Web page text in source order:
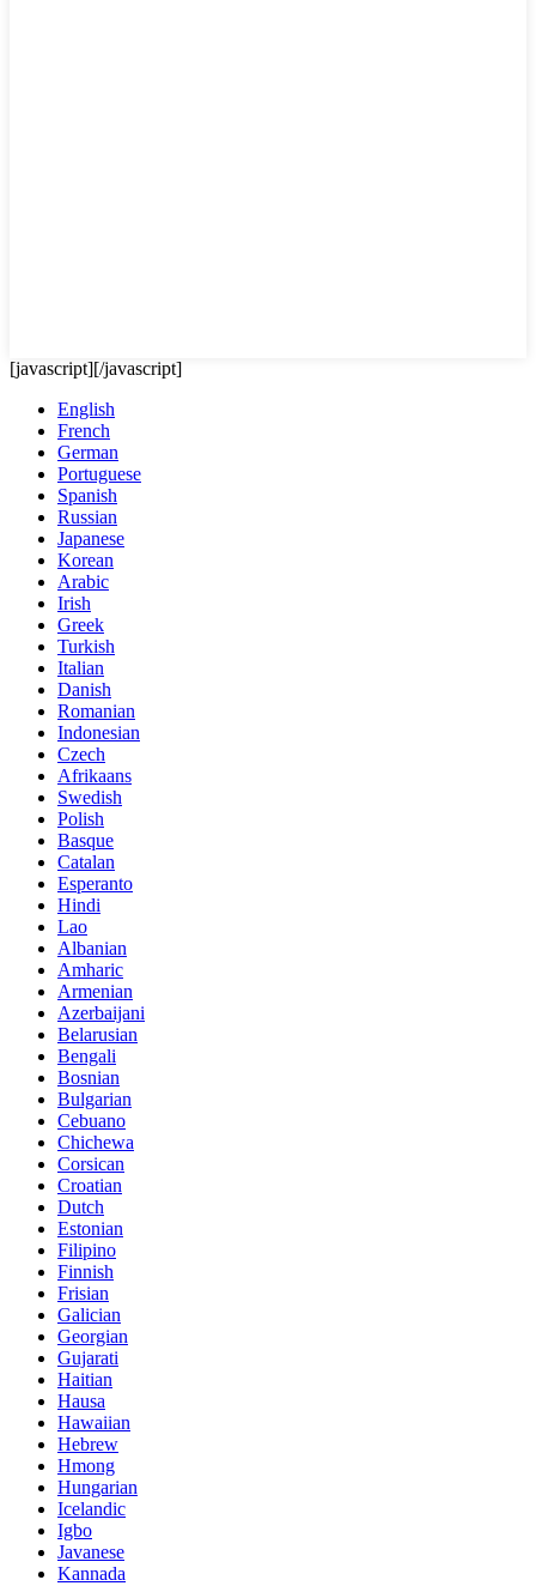
[javascript][/javascript]
English
French
German
Portuguese
Spanish
Russian
Japanese
Korean
Arabic
Irish
Greek
Turkish
Italian
Danish
Romanian
Indonesian
Czech
Afrikaans
Swedish
Polish
Basque
Catalan
Esperanto
Hindi
Lao
Albanian
Amharic
Armenian
Azerbaijani
Belarusian
Bengali
Bosnian
Bulgarian
Cebuano
Chichewa
Corsican
Croatian
Dutch
Estonian
Filipino
Finnish
Frisian
Galician
Georgian
Gujarati
Haitian
Hausa
Hawaiian
Hebrew
Hmong
Hungarian
Icelandic
Igbo
Javanese
Kannada